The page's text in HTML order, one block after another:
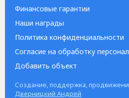
Финансовые гарантии
Наши награды
Политика конфиденциальности
Согласие на обработку
Добавить объект
Создание, поддержка,
Дверницкий Андрей